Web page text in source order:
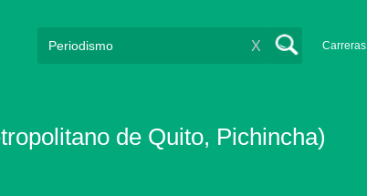
Carreras
X
de Quito, Pichincha)